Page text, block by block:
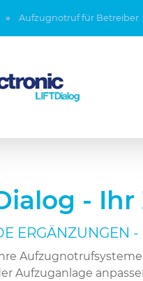
Aufzugnotruf für Betreiber
-
ERGÄNZUNGEN
Aufzuganlage